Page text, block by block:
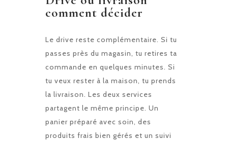
comment décider
Le drive reste complémentaire. Si tu
passes près du magasin, tu retires ta
commande en quelques minutes. Si
tu veux rester à la maison, tu prends
la livraison. Les deux services
partagent le même principe. Un
panier préparé avec soin, des
produits frais bien gérés et un suivi